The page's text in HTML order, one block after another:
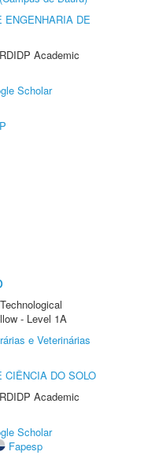
ENGENHARIA DE
Academic
Scholar
- Level 1A
e Veterinárias
CIÊNCIA DO SOLO
Academic
Scholar
Fapesp